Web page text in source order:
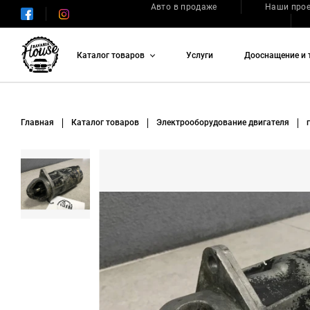
Авто в продаже Наши
Каталог товаров Услуги Дооснащение и
Главная Каталог товаров Электрооборудование двигателя